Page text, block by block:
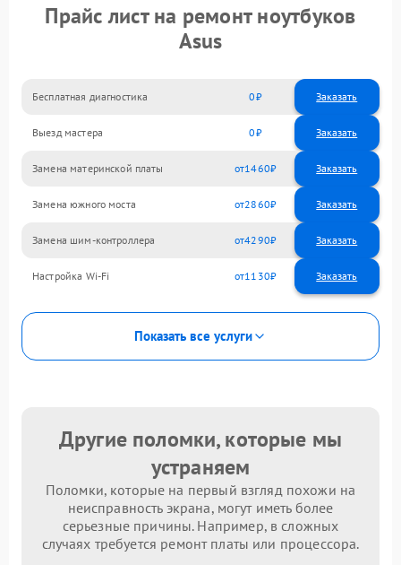
Прайс лист на ремонт ноутбуков
Asus
Бесплатная диагностика 0 Заказать
Выезд мастера 0 Заказать
Замена материнской платы 1460
Замена южного моста 2860
Замена шим-контроллера 4290
Настройка Wi-Fi 1130
Показать все услуги
Другие поломки, которые мы
устраняем
Поломки, которые на первый взгляд похожи на
неисправность экрана, могут иметь более
серьезные причины. Например, в сложных
случаях требуется ремонт платы или процессора.